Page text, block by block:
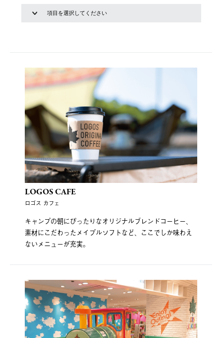
LOGOS CAFE
ロゴス カフェ
キャンプの朝にぴったりなオリジナルブレンドコーヒー、
素材にこだわったメイプルソフトなど、ここでしか味わえ
ないメニューが充実。